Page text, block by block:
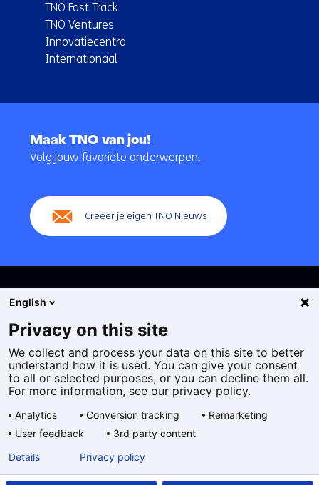
TNO Fast Track
TNO Ventures
Innovatiecentra
Internationaal
navigatie
Maak TNO van jou!
Volg jouw favoriete onderwerpen.
Creëer je eigen TNO Nieuws
Cookies
Privacy statement
Toegankelijkheid
Algemene voorwaarden
taal:
English
Privacy on this site
We collect and process your data on this site to better
understand how it is used. You can give your consent
to all or selected purposes, or you can decline them all.
For more information, see our privacy policy.
Analytics Conversion tracking
Remarketing
User feedback
3rd party content
Details
Privacy policy